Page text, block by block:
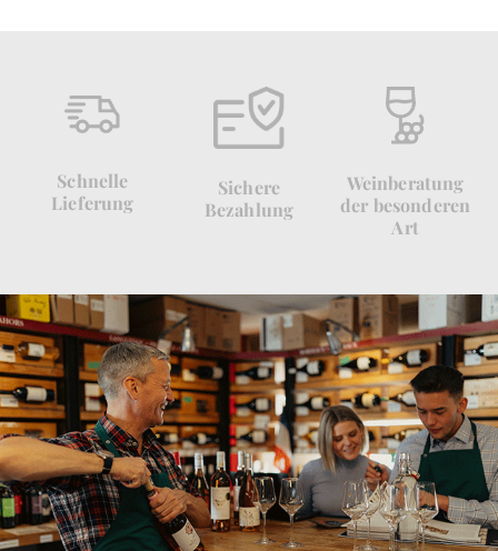
Schnelle
Lieferung
Sichere
Bezahlung
Weinberatung
der besonderen
Art